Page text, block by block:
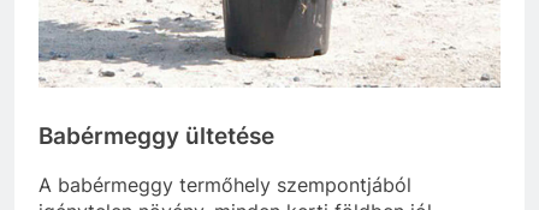
Babérmeggy ültetése
A babérmeggy termőhely szempontjából